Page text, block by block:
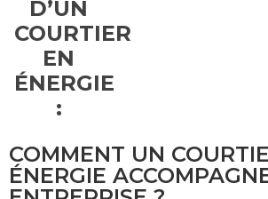
D’UN
COURTIER
EN
ÉNERGIE
:
COMMENT UN
ÉNERGIE